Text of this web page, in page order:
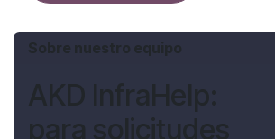
Sobre nuestro equipo
AKD InfraHelp:
para solicitudes